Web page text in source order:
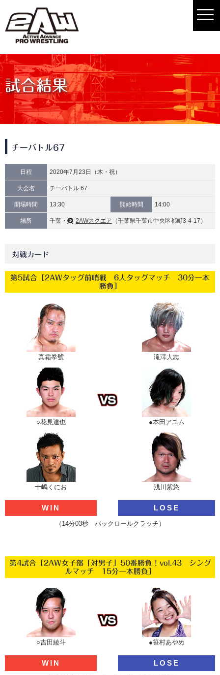
試合結果
チーバトル67
日程 2020年7月23日（木・祝）
大会名 チーバトル 67
開場時間 13:30 開始時間 14:00
場所 千葉・ 2AWスクエア （千葉県千葉市中央区都町3-4-17）
対戦カード
第5試合［2AWタッグ前哨戦 6人タッグマッチ 30分一本
勝負］
真霜拳號
○花見達也
十嶋くにお
滝澤大志
●本田アユム
浅川紫悠
WIN LOSE
（14分03秒 バックロールクラッチ）
第4試合［2AW女子部「対男子」50番勝負！vol.43 シング
ルマッチ 15分一本勝負］
○吉田綾斗 ●笹村あやめ
WIN LOSE